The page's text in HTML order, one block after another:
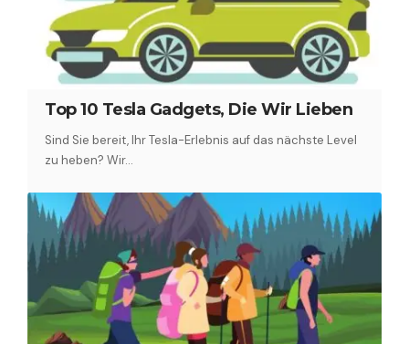
Top 10 Tesla Gadgets, Die Wir Lieben
Sind Sie bereit, Ihr Tesla-Erlebnis auf das nächste Level
zu heben? Wir…